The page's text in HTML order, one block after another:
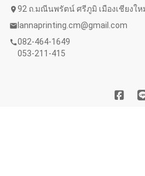
location_on 92 ถ.มณีนพรัตน์ ศรีภูมิ เมืองเชียงให
mail lannaprinting.cm@gmail.com
call082-464-1649
053-211-415